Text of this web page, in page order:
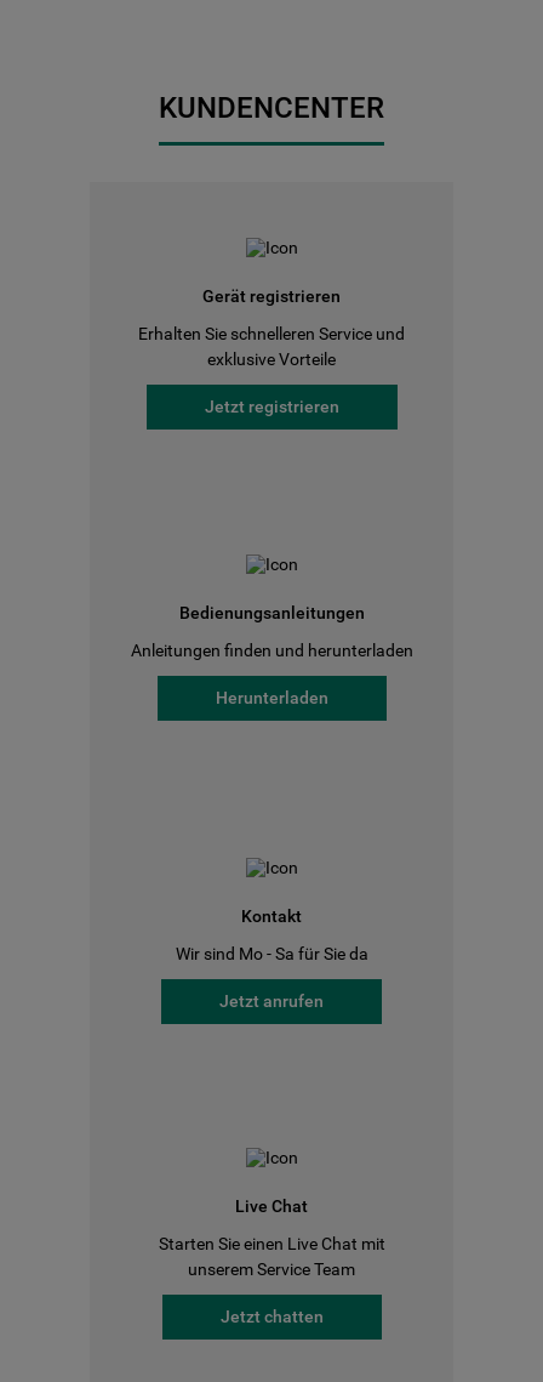
KUNDENCENTER
Gerät registrieren
Erhalten Sie schnelleren Service und
exklusive Vorteile
Jetzt registrieren
Bedienungsanleitungen
Anleitungen finden und herunterladen
Herunterladen
Kontakt
Wir sind Mo - Sa für Sie da
Jetzt anrufen
Live Chat
Starten Sie einen Live Chat mit
unserem Service Team
Jetzt chatten